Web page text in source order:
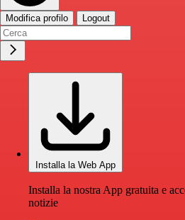
Modifica profilo Logout
Installa la Web App
Installa la nostra App gratuita e
notizie